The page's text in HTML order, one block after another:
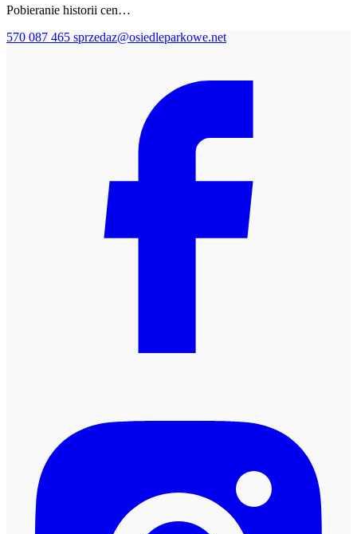
Pobieranie historii cen…
570 087 465 sprzedaz@osiedleparkowe.net